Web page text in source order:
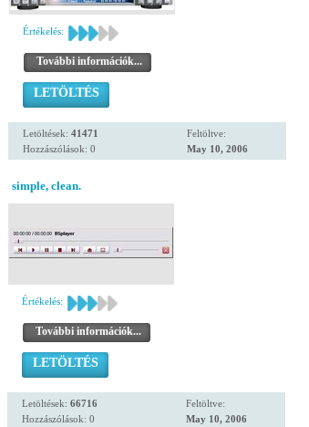
Értékelés:
További információk...
LETÖLTÉS
Letöltések: 41471
Hozzászólások: 0
Feltöltve:
May 10, 2006
simple, clean.
Értékelés:
További információk...
LETÖLTÉS
Letöltések: 66716
Hozzászólások: 0
Feltöltve:
May 10, 2006